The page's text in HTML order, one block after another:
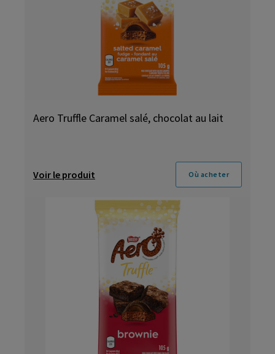
Aero Truffle Caramel salé, chocolat au lait
Voir le produit Où acheter